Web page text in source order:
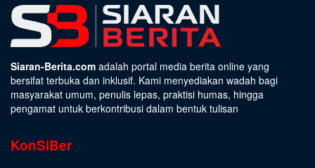
Siaran-Berita.com adalah portal media berita online yang
bersifat terbuka dan inklusif. Kami menyediakan wadah bagi
masyarakat umum, penulis lepas, praktisi humas, hingga
pengamat untuk berkontribusi dalam bentuk tulisan
KonSiBer